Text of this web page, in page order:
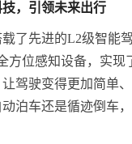
，引领未来出行
了先进的L2级智能
方位感知设备，实
驾驶变得更加简单
泊车还是循迹倒车